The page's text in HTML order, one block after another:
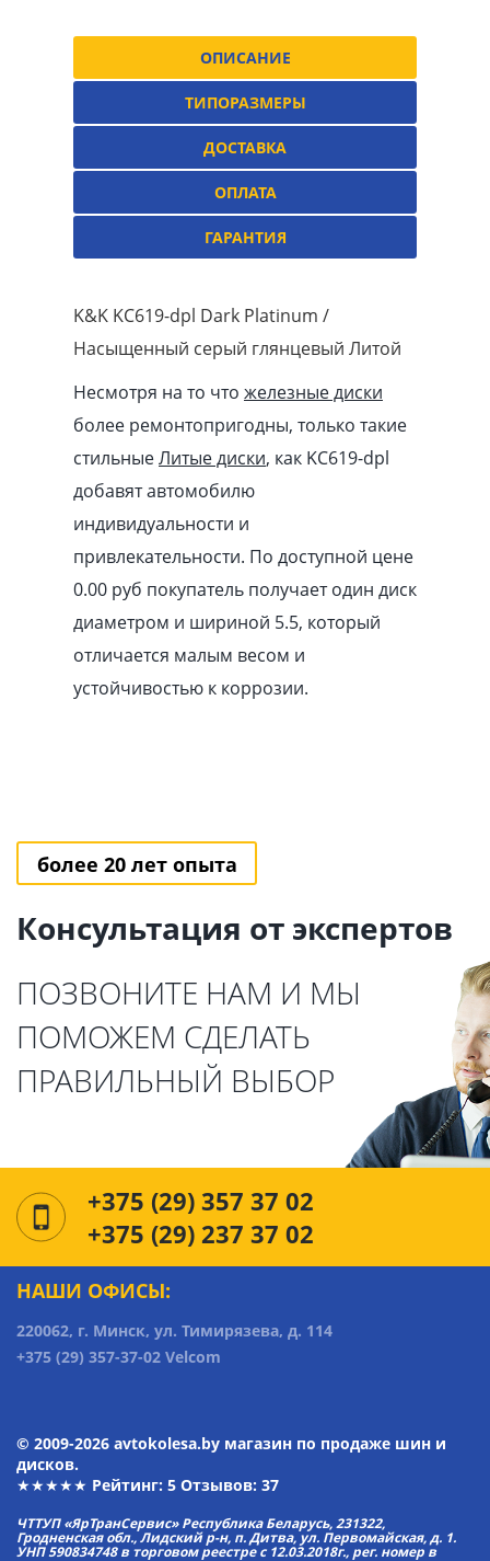
ОПИСАНИЕ
ТИПОРАЗМЕРЫ
ДОСТАВКА
ОПЛАТА
ГАРАНТИЯ
K&K KC619-dpl Dark Platinum /
Насыщенный серый глянцевый Литой
Несмотря на то что железные диски
более ремонтопригодны, только такие
стильныеЛитые диски, как KC619-dpl
добавят автомобилю
индивидуальности и
привлекательности. По доступной цене
0.00 pуб покупатель получает один диск
диаметром и шириной 5.5, который
отличается малым весом и
устойчивостью к коррозии.
более 20 лет опыта
Консультация от экспертов
ПОЗВОНИТЕ НАМ И МЫ
ПОМОЖЕМ СДЕЛАТЬ
ПРАВИЛЬНЫЙ ВЫБОР
+375 (29) 357 37 02
+375 (29) 237 37 02
НАШИ ОФИСЫ:
220062, г. Минск, ул. Тимирязева, д. 114
+375 (29) 357-37-02 Velcom
© 2009-2026 avtokolesa.by магазин по продаже шин и
дисков.
★★★★★ Рейтинг: 5 Отзывов: 37
ЧТТУП «ЯрТранСервис» Республика Беларусь, 231322,
Гродненская обл., Лидский р-н, п. Дитва, ул. Первомайская, д. 1.
УНП 590834748 в торговом реестре с 12.03.2018г., рег. номер в